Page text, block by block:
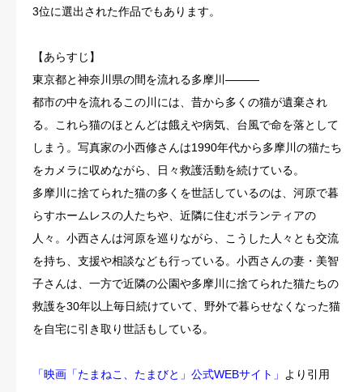
3位に選出された作品でもあります。
【あらすじ】
東京都と神奈川県の間を流れる多摩川———
都市の中を流れるこの川には、昔から多くの猫が遺棄され
る。これら猫のほとんどは餓えや病気、台風で命を落として
しまう。写真家の小西修さんは1990年代から多摩川の猫たち
をカメラに収めながら、日々救護活動を続けている。
多摩川に捨てられた猫の多くを世話しているのは、河原で暮
らすホームレスの人たちや、近隣に住むボランティアの
人々。小西さんは河原を巡りながら、こうした人々とも交流
を持ち、支援や相談なども行っている。小西さんの妻・美智
子さんは、一方で近隣の公園や多摩川に捨てられた猫たちの
救護を30年以上毎日続けていて、野外で暮らせなくなった猫
を自宅に引き取り世話もしている。
「映画「たまねこ、たまびと」公式WEBサイト」 より引用